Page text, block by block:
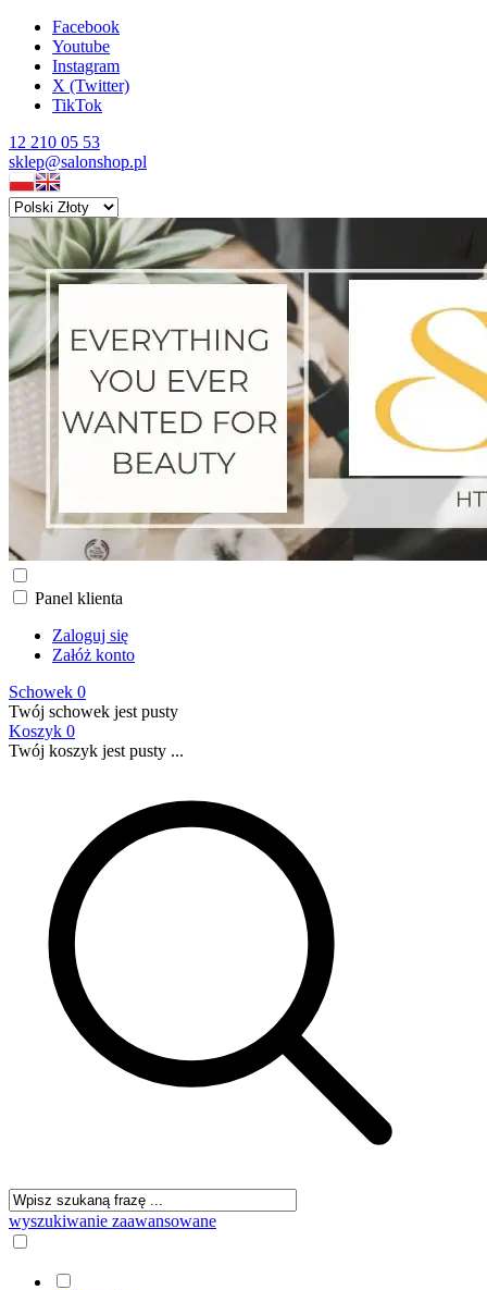
Facebook
Youtube
Instagram
X (Twitter)
TikTok
12 210 05 53
sklep@salonshop.pl
Panel klienta
Zaloguj się
Załóż konto
Schowek 0
Twój schowek jest pusty
Koszyk 0
Twój koszyk jest pusty ...
wyszukiwanie zaawansowane